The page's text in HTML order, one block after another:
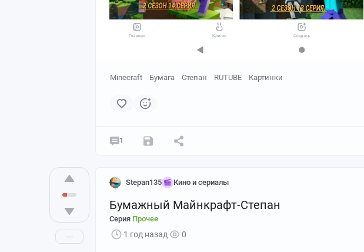
Minecraft Бумага Степан RUTUBE Картинки
1
Stepan135 Кино и сериалы
Бумажный Майнкрафт-Степан
Серия Прочее
1 год назад 0